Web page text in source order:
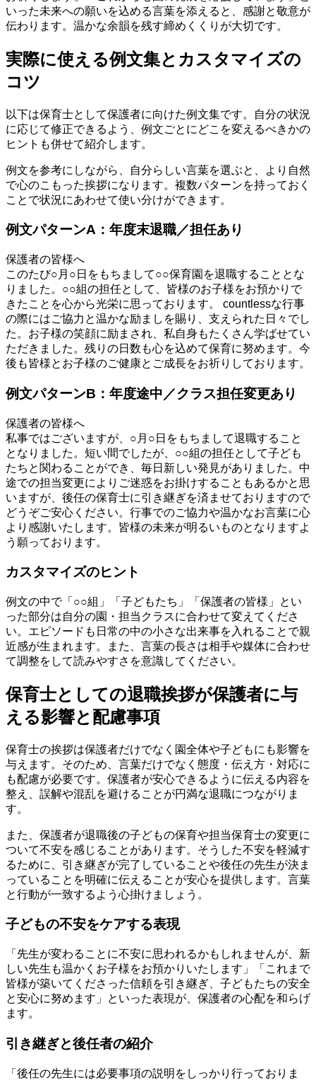
いった未来への願いを込める言葉を添えると、感謝と敬意が
伝わります。温かな余韻を残す締めくくりが大切です。
実際に使える例文集とカスタマイズの
コツ
以下は保育士として保護者に向けた例文集です。自分の状況
に応じて修正できるよう、例文ごとにどこを変えるべきかの
ヒントも併せて紹介します。
例文を参考にしながら、自分らしい言葉を選ぶと、より自然
で心のこもった挨拶になります。複数パターンを持っておく
ことで状況にあわせて使い分けができます。
例文パターンA：年度末退職／担任あり
保護者の皆様へ
このたび○月○日をもちまして○○保育園を退職することとな
りました。○○組の担任として、皆様のお子様をお預かりで
きたことを心から光栄に思っております。 countlessな行事
の際にはご協力と温かな励ましを賜り、支えられた日々でし
た。お子様の笑顔に励まされ、私自身もたくさん学ばせてい
ただきました。残りの日数も心を込めて保育に努めます。今
後も皆様とお子様のご健康とご成長をお祈りしております。
例文パターンB：年度途中／クラス担任変更あり
保護者の皆様へ
私事ではございますが、○月○日をもちまして退職すること
となりました。短い間でしたが、○○組の担任として子ども
たちと関わることができ、毎日新しい発見がありました。中
途での担当変更によりご迷惑をお掛けすることもあるかと思
いますが、後任の保育士に引き継ぎを済ませておりますので
どうぞご安心ください。行事でのご協力や温かなお言葉に心
より感謝いたします。皆様の未来が明るいものとなりますよ
う願っております。
カスタマイズのヒント
例文の中で「○○組」「子どもたち」「保護者の皆様」とい
った部分は自分の園・担当クラスに合わせて変えてくださ
い。エピソードも日常の中の小さな出来事を入れることで親
近感が生まれます。また、言葉の長さは相手や媒体に合わせ
て調整をして読みやすさを意識してください。
保育士としての退職挨拶が保護者に与
える影響と配慮事項
保育士の挨拶は保護者だけでなく園全体や子どもにも影響を
与えます。そのため、言葉だけでなく態度・伝え方・対応に
も配慮が必要です。保護者が安心できるように伝える内容を
整え、誤解や混乱を避けることが円満な退職につながりま
す。
また、保護者が退職後の子どもの保育や担当保育士の変更に
ついて不安を感じることがあります。そうした不安を軽減す
るために、引き継ぎが完了していることや後任の先生が決ま
っていることを明確に伝えることが安心を提供します。言葉
と行動が一致するよう心掛けましょう。
子どもの不安をケアする表現
「先生が変わることに不安に思われるかもしれませんが、新
しい先生も温かくお子様をお預かりいたします」「これまで
皆様が築いてくださった信頼を引き継ぎ、子どもたちの安全
と安心に努めます」といった表現が、保護者の心配を和らげ
ます。
引き継ぎと後任者の紹介
「後任の先生には必要事項の説明をしっかり行っておりま